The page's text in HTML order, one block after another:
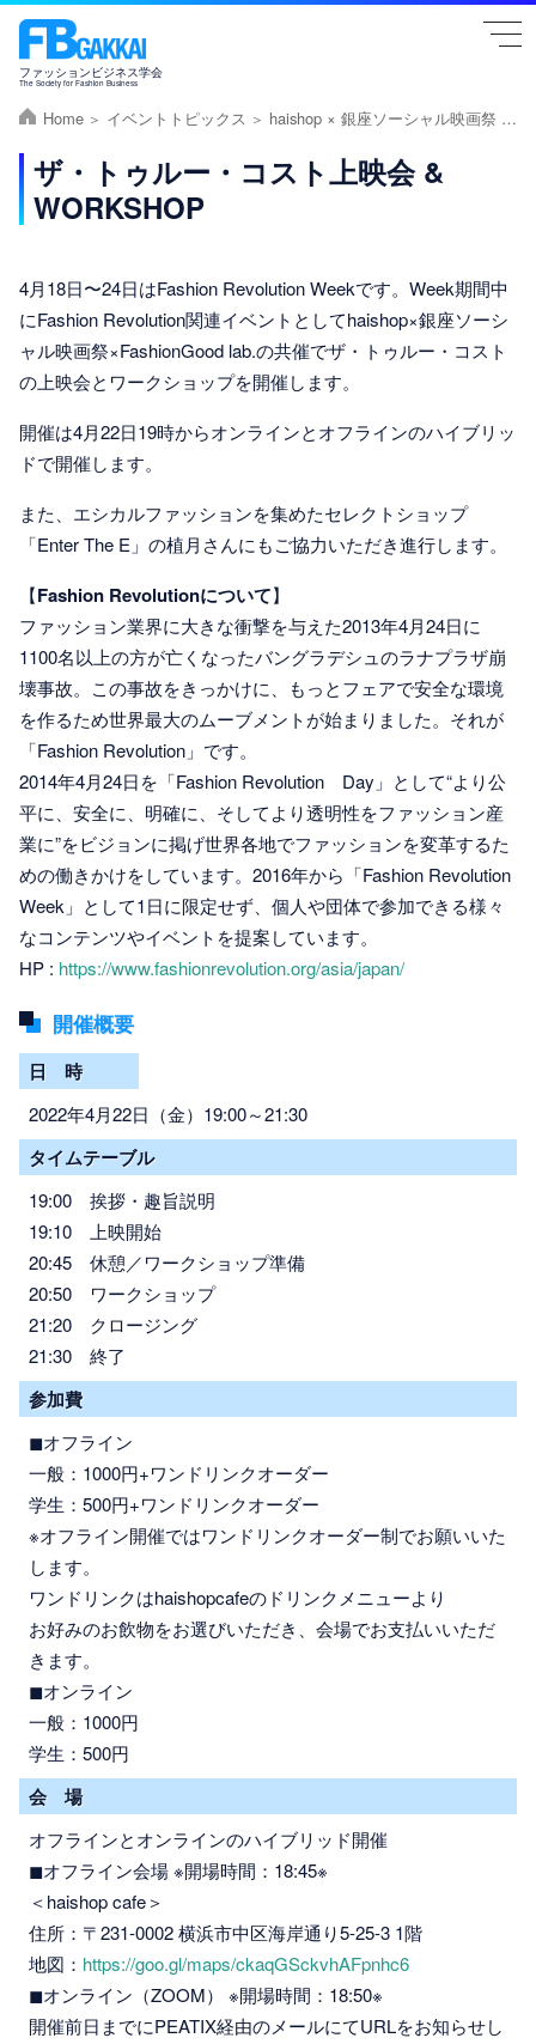
ファッションビジネス学会
The Society for Fashion Business
Home イベントトピックス haishop × 銀座ソーシャル映画祭 × FashionGood lab.
ザ・トゥルー・コスト上映会 &
WORKSHOP
4月18日〜24日はFashion Revolution Weekです。Week期間中
にFashion Revolution関連イベントとしてhaishop×銀座ソーシ
ャル映画祭×FashionGood lab.の共催でザ・トゥルー・コスト
の上映会とワークショップを開催します。
開催は4月22日19時からオンラインとオフラインのハイブリッ
ドで開催します。
また、エシカルファッションを集めたセレクトショップ
「Enter The E」の植月さんにもご協力いただき進行します。
【Fashion Revolutionについて】
ファッション業界に大きな衝撃を与えた2013年4月24日に
1100名以上の方が亡くなったバングラデシュのラナプラザ崩
壊事故。この事故をきっかけに、もっとフェアで安全な環境
を作るため世界最大のムーブメントが始まりました。それが
「Fashion Revolution」です。
2014年4月24日を「Fashion Revolution Day」として“より公
平に、安全に、明確に、そしてより透明性をファッション産
業に”をビジョンに掲げ世界各地でファッションを変革するた
めの働きかけをしています。2016年から「Fashion Revolution
Week」として1日に限定せず、個人や団体で参加できる様々
なコンテンツやイベントを提案しています。
HP : https://www.fashionrevolution.org/asia/japan/
開催概要
日 時
2022年4月22日（金）19:00～21:30
タイムテーブル
19:00 挨拶・趣旨説明
19:10 上映開始
20:45 休憩／ワークショップ準備
20:50 ワークショップ
21:20 クロージング
21:30 終了
参加費
◼︎オフライン
一般：1000円+ワンドリンクオーダー
学生：500円+ワンドリンクオーダー
※オフライン開催ではワンドリンクオーダー制でお願いいた
します。
ワンドリンクはhaishopcafeのドリンクメニューより
お好みのお飲物をお選びいただき、会場でお支払いいただ
きます。
◼︎オンライン
一般：1000円
学生：500円
会 場
オフラインとオンラインのハイブリッド開催
◼︎オフライン会場 ※開場時間：18:45※
＜haishop cafe＞
住所：〒231-0002 横浜市中区海岸通り5-25-3 1階
地図： https://goo.gl/maps/ckaqGSckvhAFpnhc6
◼︎オンライン（ZOOM） ※開場時間：18:50※
開催前日までにPEATIX経由のメールにてURLをお知らせし